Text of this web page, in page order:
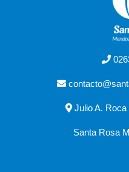
Julio A. Roca
Santa Rosa